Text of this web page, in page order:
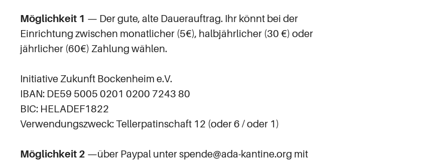
Möglichkeit 1 — Der gute, alte Dauerauftrag. Ihr könnt bei der
Einrichtung zwischen monatlicher (5€), halbjährlicher (30 €) oder
jährlicher (60€) Zahlung wählen.
Initiative Zukunft Bockenheim e.V.
IBAN: DE59 5005 0201 0200 7243 80
BIC: HELADEF1822
Verwendungszweck: Tellerpatinschaft 12 (oder 6 / oder 1)
Möglichkeit 2 —über Paypal unter spende@ada-kantine.org mit